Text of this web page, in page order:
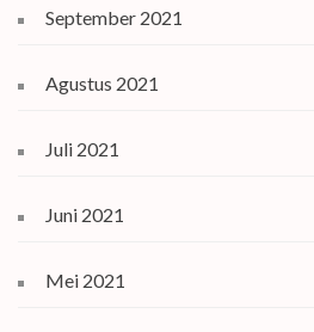
September 2021
Agustus 2021
Juli 2021
Juni 2021
Mei 2021